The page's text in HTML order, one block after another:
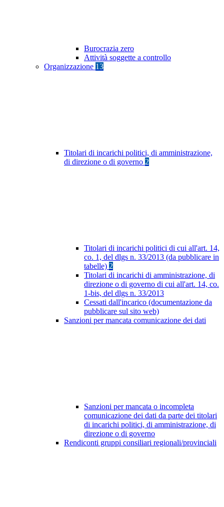
Burocrazia zero
Attività soggette a controllo
Organizzazione 13
Titolari di incarichi politici, di amministrazione,
di direzione o di governo 2
Titolari di incarichi politici di cui all'art. 14,
co. 1, del dlgs n. 33/2013 (da pubblicare in
tabelle) 2
Titolari di incarichi di amministrazione, di
direzione o di governo di cui all'art. 14, co.
1-bis, del dlgs n. 33/2013
Cessati dall'incarico (documentazione da
pubblicare sul sito web)
Sanzioni per mancata comunicazione dei dati
Sanzioni per mancata o incompleta
comunicazione dei dati da parte dei titolari
di incarichi politici, di amministrazione, di
direzione o di governo
Rendiconti gruppi consiliari regionali/provinciali